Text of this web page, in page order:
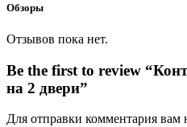
Обзоры
Отзывов пока нет.
Be the first to review
на 2 двери”
Для отправки комментария вам